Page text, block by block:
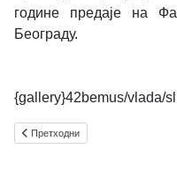
године предаје на
Београду.
{gallery}42bemus/vlada/
Претходни чланак:
Претходни